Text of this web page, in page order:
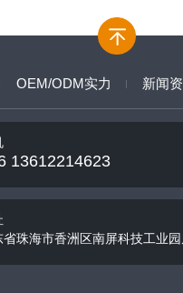
OEM/ODM实力 新闻
13612214623
省珠海市香洲区南屏科技工业